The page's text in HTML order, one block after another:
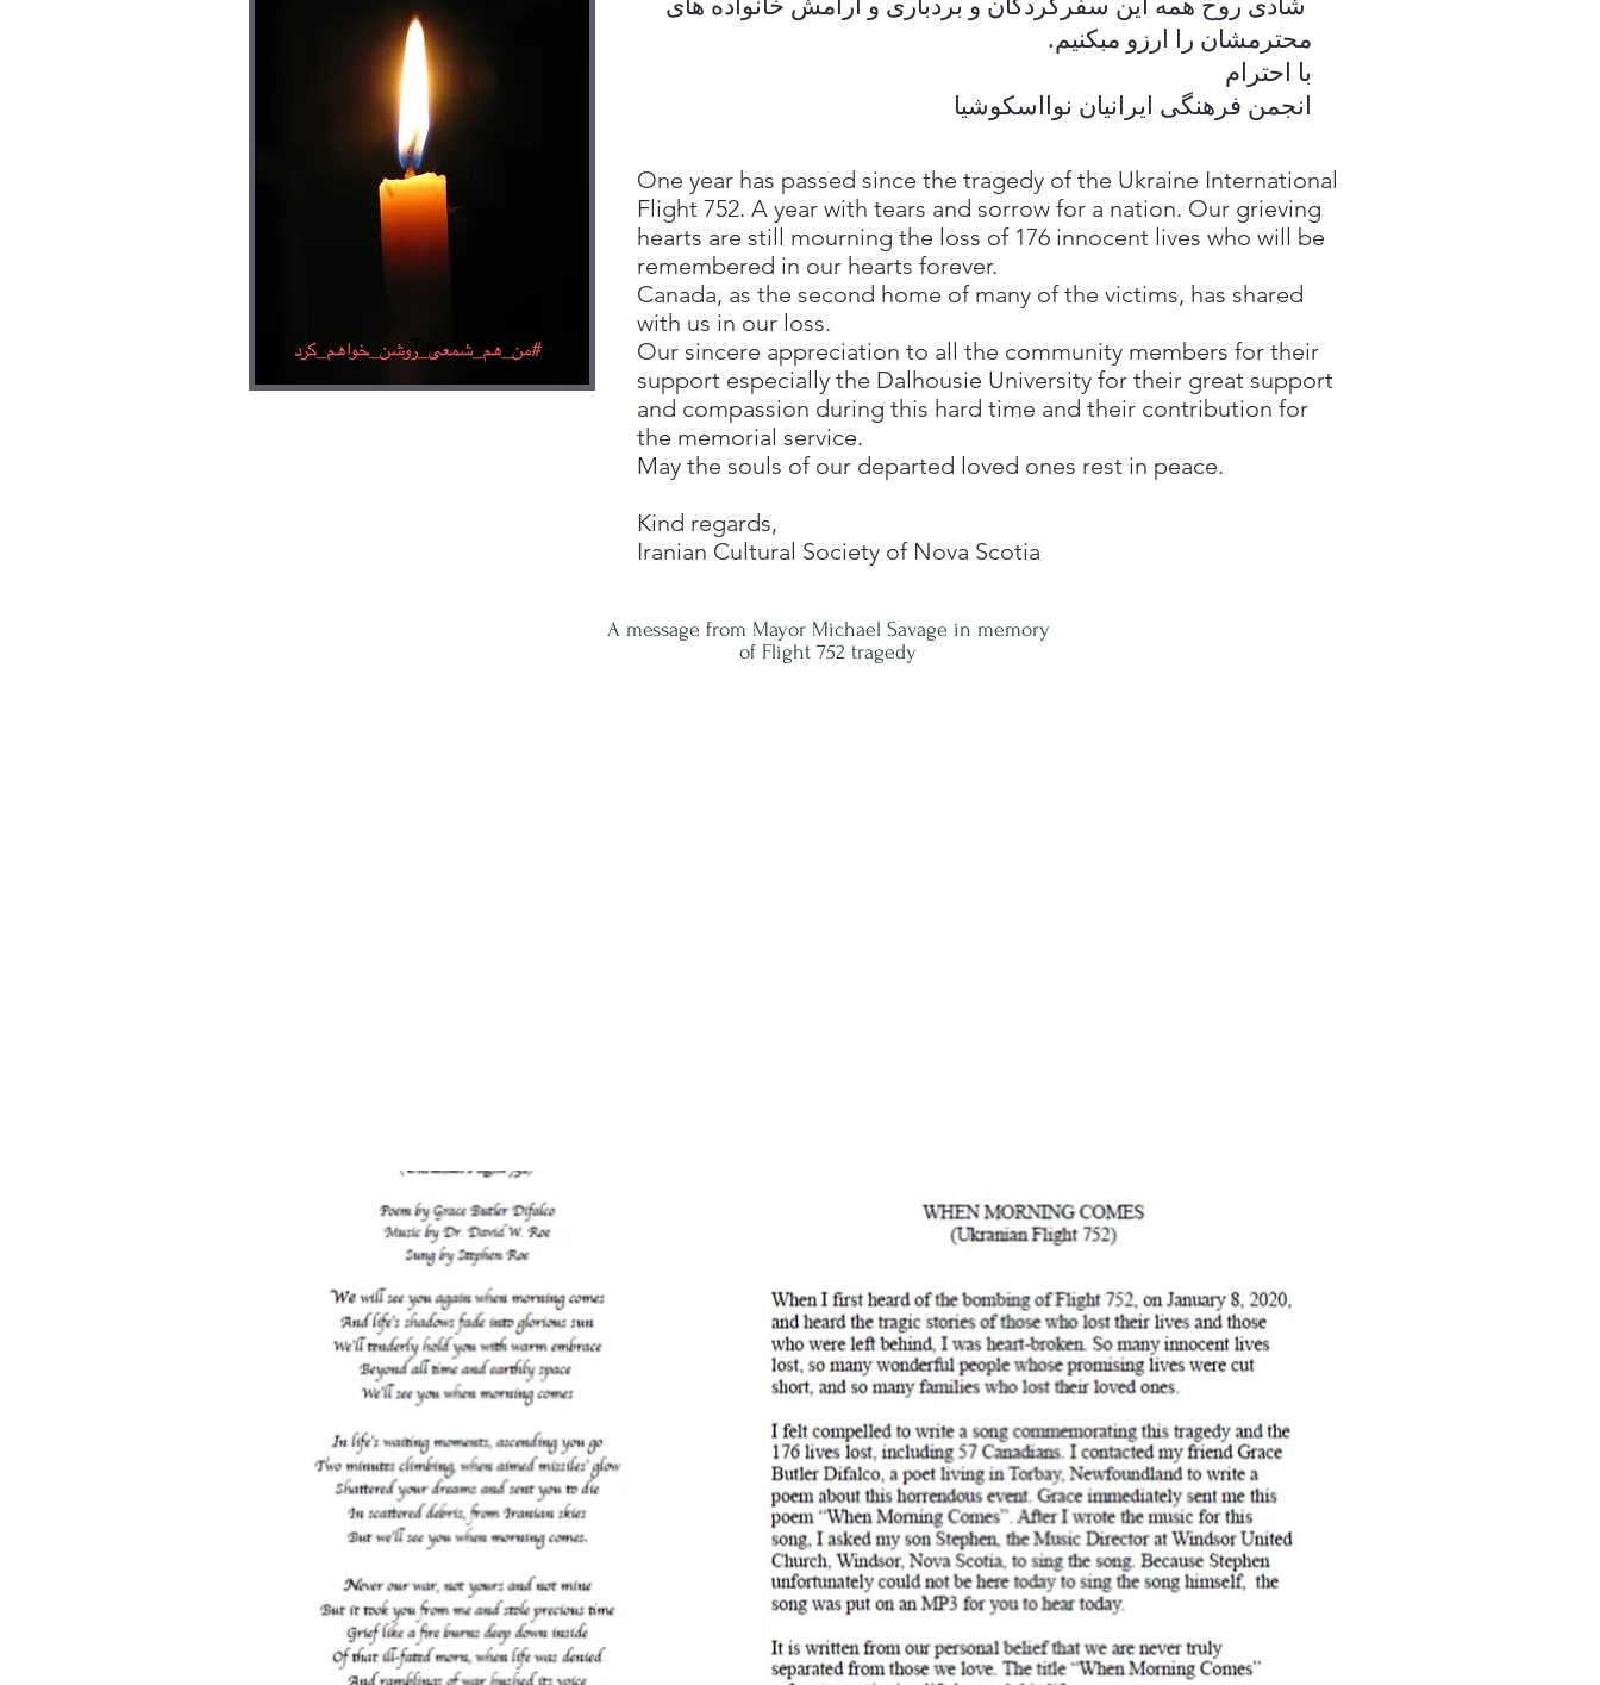
محترمشان را ارزو مبكنيم.
با احترام
انجمن فرهنگى ايرانيان نوااسكوشيا
One year has passed since the tragedy of the Ukraine International
Flight 752. A year with tears and sorrow for a nation. Our grieving
hearts are still mourning the loss of 176 innocent lives who will be
remembered in our hearts forever.
Canada, as the second home of many of the victims, has shared
with us in our loss.
Our sincere appreciation to all the community members for their
support especially the Dalhousie University for their great support
and compassion during this hard time and their contribution for
the memorial service.
May the souls of our departed loved ones rest in peace.
Kind regards,
Iranian Cultural Society of Nova Scotia
A message from Mayor Michael Savage in memory
of Flight 752 tragedy